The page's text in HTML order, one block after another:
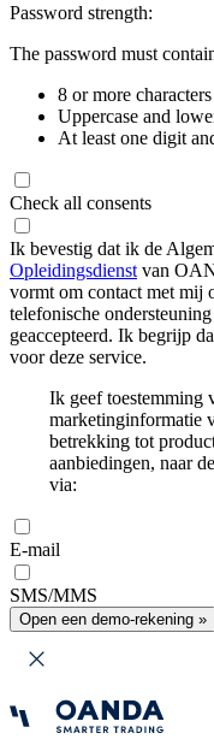
Password strength:
The password must
8 or more characters
Uppercase and
At least one digit
Check all consents
Ik bevestig dat ik de
Opleidingsdienst van
vormt om contact met mij
telefonische
geaccepteerd. Ik begrijp
voor deze service.
Ik geef toestemming
marketinginformatie
betrekking tot
aanbiedingen, naar
via:
E-mail
SMS/MMS
Open een demo-rekening »